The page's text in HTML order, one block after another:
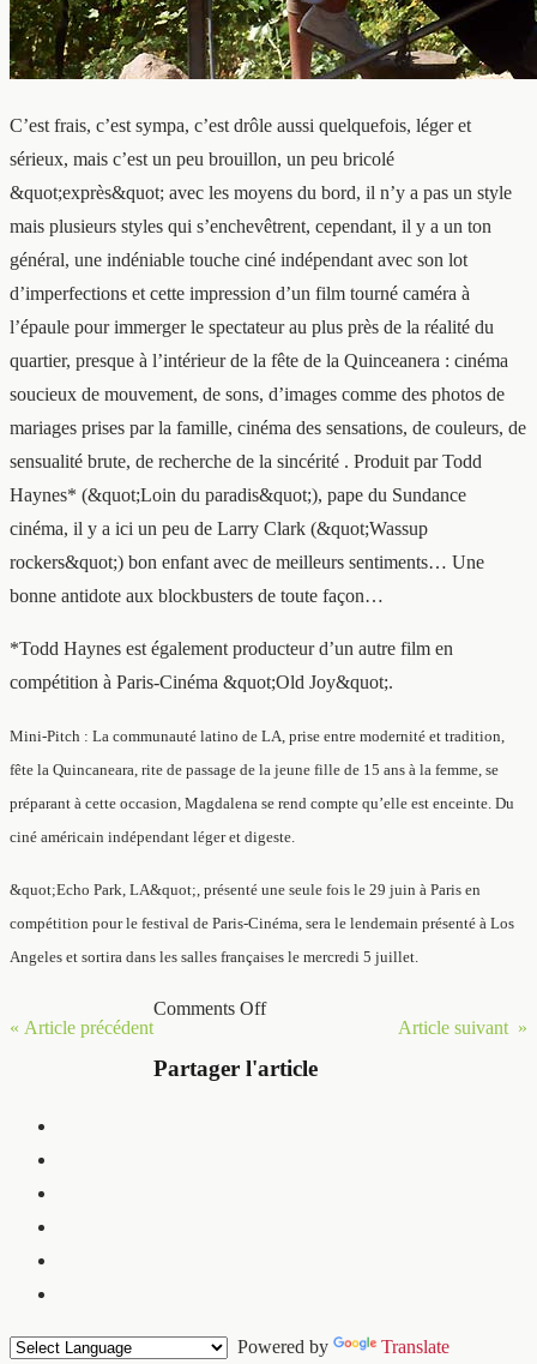
C’est frais, c’est sympa, c’est drôle aussi quelquefois, léger et
sérieux, mais c’est un peu brouillon, un peu bricolé
&quot;exprès&quot; avec les moyens du bord, il n’y a pas un style
mais plusieurs styles qui s’enchevêtrent, cependant, il y a un ton
général, une indéniable touche ciné indépendant avec son lot
d’imperfections et cette impression d’un film tourné caméra à
l’épaule pour immerger le spectateur au plus près de la réalité du
quartier, presque à l’intérieur de la fête de la Quinceanera : cinéma
soucieux de mouvement, de sons, d’images comme des photos de
mariages prises par la famille, cinéma des sensations, de couleurs, de
sensualité brute, de recherche de la sincérité . Produit par Todd
Haynes* (&quot;Loin du paradis&quot;), pape du Sundance
cinéma, il y a ici un peu de Larry Clark (&quot;Wassup
rockers&quot;) bon enfant avec de meilleurs sentiments… Une
bonne antidote aux blockbusters de toute façon…
*Todd Haynes est également producteur d’un autre film en
compétition à Paris-Cinéma &quot;Old Joy&quot;.
Mini-Pitch : La communauté latino de LA, prise entre modernité et tradition,
fête la Quincaneara, rite de passage de la jeune fille de 15 ans à la femme, se
préparant à cette occasion, Magdalena se rend compte qu’elle est enceinte. Du
ciné américain indépendant léger et digeste.
&quot;Echo Park, LA&quot;, présenté une seule fois le 29 juin à Paris en
compétition pour le festival de Paris-Cinéma, sera le lendemain présenté à Los
Angeles et sortira dans les salles françaises le mercredi 5 juillet.
« Article précédent Article suivant »
Comments Off
Partager l'article
Powered by Translate